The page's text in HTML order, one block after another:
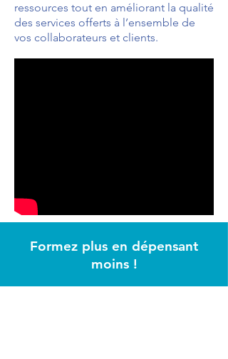
ressources tout en améliorant la qualité
des services offerts à l’ensemble de
vos collaborateurs et clients.
Formez plus en dépensant
moins !